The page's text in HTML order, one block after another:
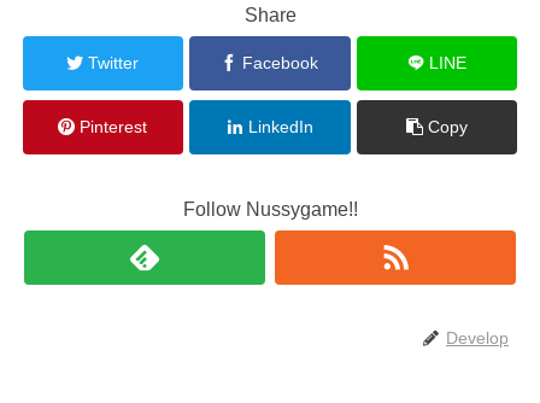
Share
Twitter Facebook LINE
Pinterest LinkedIn Copy
Follow Nussygame!!
Develop